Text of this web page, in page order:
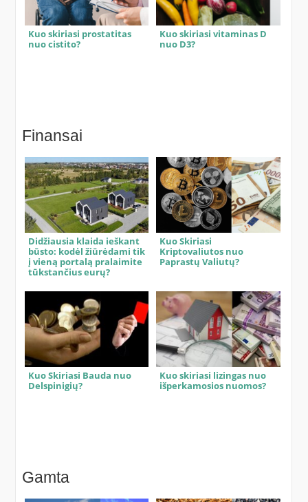
Kuo skiriasi prostatitas
nuo cistito?
Kuo skiriasi vitaminas D
nuo D3?
Finansai
Didžiausia klaida ieškant
būsto: kodėl žiūrėdami tik
į vieną portalą pralaimite
tūkstančius eurų?
Kuo Skiriasi
Kriptovaliutos nuo
Paprastų Valiutų?
Kuo Skiriasi Bauda nuo
Delspinigių?
Kuo skiriasi lizingas nuo
išperkamosios nuomos?
Gamta